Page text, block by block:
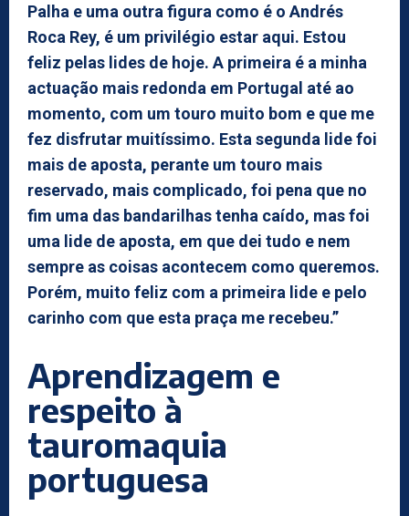
Palha e uma outra figura como é o Andrés
Roca Rey, é um privilégio estar aqui. Estou
feliz pelas lides de hoje. A primeira é a minha
actuação mais redonda em Portugal até ao
momento, com um touro muito bom e que me
fez disfrutar muitíssimo. Esta segunda lide foi
mais de aposta, perante um touro mais
reservado, mais complicado, foi pena que no
fim uma das bandarilhas tenha caído, mas foi
uma lide de aposta, em que dei tudo e nem
sempre as coisas acontecem como queremos.
Porém, muito feliz com a primeira lide e pelo
carinho com que esta praça me recebeu.”
Aprendizagem e
respeito à
tauromaquia
portuguesa